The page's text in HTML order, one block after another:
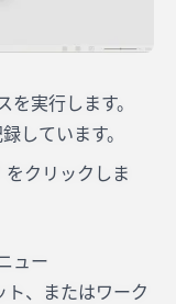
実行します。
しています。
をクリックしま
ュー
ト、またはワーク